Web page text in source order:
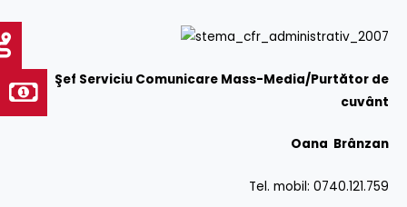
Şef Serviciu Comunicare Mass-Media/Purtător de
cuvânt
Oana Brânzan
Tel. mobil: 0740.121.759